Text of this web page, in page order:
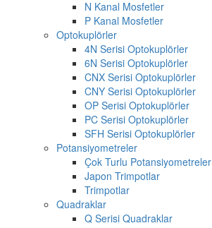
N Kanal Mosfetler
P Kanal Mosfetler
Optokuplörler
4N Serisi Optokuplörler
6N Serisi Optokuplörler
CNX Serisi Optokuplörler
CNY Serisi Optokuplörler
OP Serisi Optokuplörler
PC Serisi Optokuplörler
SFH Serisi Optokuplörler
Potansiyometreler
Çok Turlu Potansiyometreler
Japon Trimpotlar
Trimpotlar
Quadraklar
Q Serisi Quadraklar